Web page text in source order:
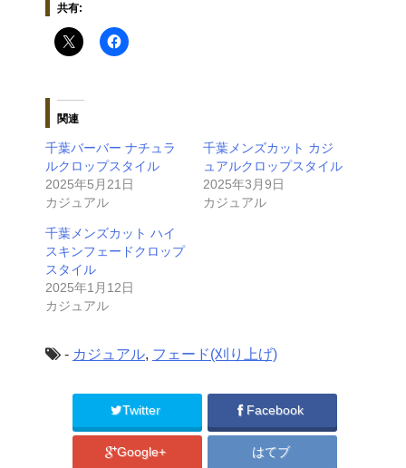
共有:
関連
千葉バーバー ナチュラ
ルクロップスタイル
2025年5月21日
カジュアル
千葉メンズカット カジ
ュアルクロップスタイル
2025年3月9日
カジュアル
千葉メンズカット ハイ
スキンフェードクロップ
スタイル
2025年1月12日
カジュアル
- カジュアル, フェード(刈り上げ)
Twitter Facebook
Google+ はてブ